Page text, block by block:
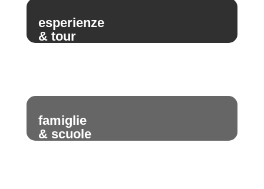
esperienze
& tour
famiglie
& scuole